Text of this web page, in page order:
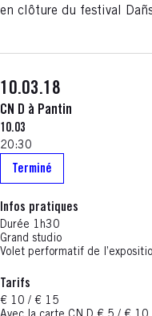
en clôture du festival
10.03.18
CN D à Pantin
10.03
20:30
Terminé
Infos pratiques
Durée 1h30
Grand studio
Volet performatif de
Tarifs
€ 10 / € 15